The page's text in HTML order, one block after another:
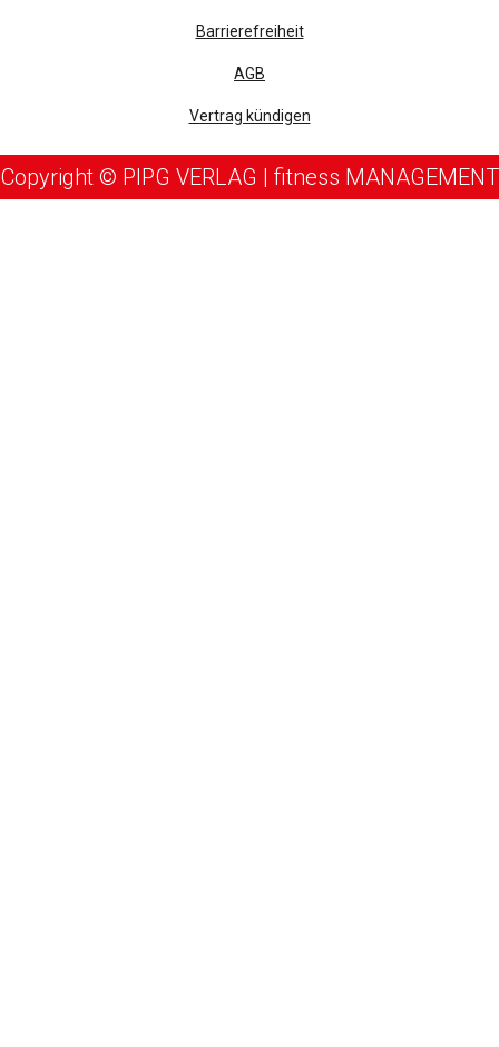
Barrierefreiheit
AGB
Vertrag kündigen
Copyright © PIPG VERLAG | fitness MANAGEMENT